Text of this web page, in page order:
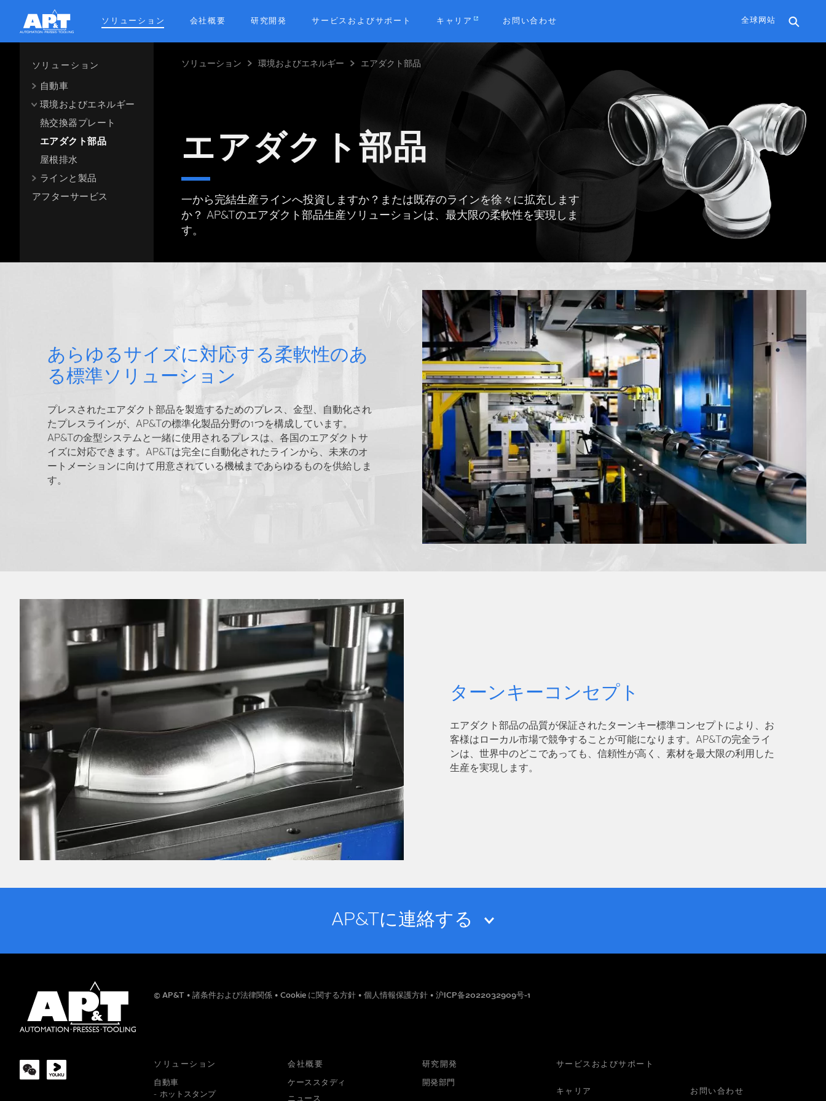
main
ソリューション 会社概要 研究開発 サービスおよびサポート キャリア お問い合わせ 全球网站
ソリューション
自動車
環境およびエネルギー
熱交換器プレート
エアダクト部品
屋根排水
ラインと製品
アフターサービス
Breadcrumb
ソリューション 環境およびエネルギー エアダクト部品
エアダクト部品
一から完結生産ラインへ投資しますか？または既存のラインを徐々に拡充します
か？ AP&Tのエアダクト部品生産ソリューションは、最大限の柔軟性を実現しま
す。
あらゆるサイズに対応する柔軟性のあ
る標準ソリューション
プレスされたエアダクト部品を製造するためのプレス、金型、自動化され
たプレスラインが、AP&Tの標準化製品分野の1つを構成しています。
AP&Tの金型システムと一緒に使用されるプレスは、各国のエアダクトサ
イズに対応できます。AP&Tは完全に自動化されたラインから、未来のオ
ートメーションに向けて用意されている機械まであらゆるものを供給しま
す。
ターンキーコンセプト
エアダクト部品の品質が保証されたターンキー標準コンセプトにより、お
客様はローカル市場で競争することが可能になります。AP&Tの完全ライ
ンは、世界中のどこであっても、信頼性が高く、素材を最大限の利用した
生産を実現します。
AP&Tに連絡する
© AP&T 諸条件および法律関係 •Cookie に関する方針 •個人情報保護方針 •沪ICP备2022032909号-1
ソリューション
自動車
ホットスタンプ
会社概要
ケーススタディ
ニュース
研究開発
開発部門
サービスおよびサポート
キャリア お問い合わせ